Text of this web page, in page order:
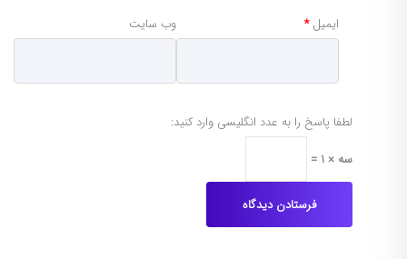
ایمیل* وب‌ سایت
لطفا پاسخ را به عدد انگلیسی وارد کنید:
سه × 1 =